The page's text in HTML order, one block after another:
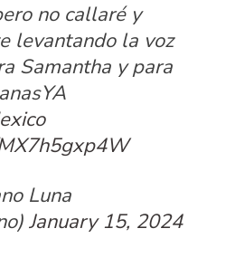
no callaré y
levantando la voz
Samantha y para
Luna
January 15, 2024